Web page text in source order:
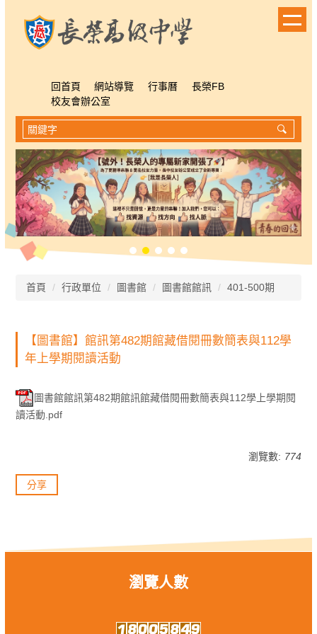
回首頁 網站導覽 行事曆
長榮FB
校友會辦公室
首頁 行政單位 圖書館 圖書館館訊 401-500期
【圖書館】館訊第482期館藏借閱冊數簡表與112學
年上學期閱讀活動
圖書館館訊第482期館訊館藏借閱冊數簡表與112學上學期閱
讀活動.pdf
瀏覽數: 774
分享
瀏覽人數